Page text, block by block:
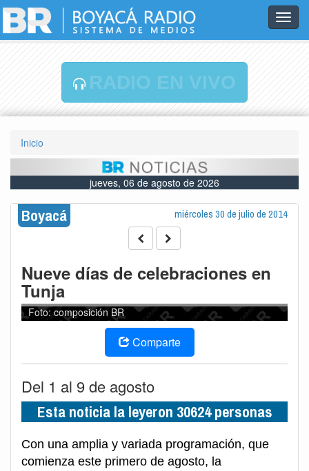
RADIO EN VIVO
Inicio
jueves, 06 de agosto de 2026
Boyacá miércoles 30 de julio de 2014
Nueve días de celebraciones en
Tunja
Foto: composición BR
Comparte
Del 1 al 9 de agosto
Esta noticia la leyeron 30624 personas
Con una amplia y variada programación, que
comienza este primero de agosto, la